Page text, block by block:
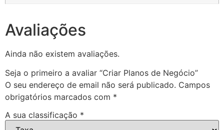
Avaliações
Ainda não existem avaliações.
Seja o primeiro a avaliar “Criar Planos de Negócio”
O seu endereço de email não será publicado. Campos
obrigatórios marcados com *
A sua classificação *